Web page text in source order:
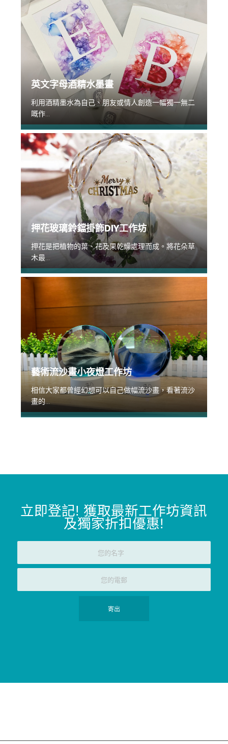
英文字母酒精水墨畫
利用酒精墨水為自己、朋友或情人創造一幅獨一無二
嘅作...
押花玻璃鈴鐺掛飾DIY工作坊
押花是把植物的葉、花及果乾燥處理而成。將花朵草
木最...
藝術流沙畫小夜燈工作坊
相信大家都曾經幻想可以自己做幅流沙畫，看著流沙
畫的...
立即登記! 獲取最新工作坊資訊
及獨家折扣優惠!